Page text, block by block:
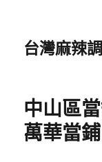
台灣麻辣
中山區
萬華當